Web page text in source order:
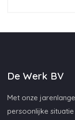
De Werk BV
Met onze
persoonlijke situatie